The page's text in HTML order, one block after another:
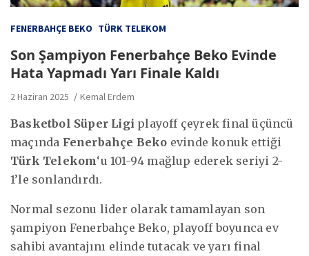
FENERBAHÇE BEKO TÜRK TELEKOM
Son Şampiyon Fenerbahçe Beko Evinde
Hata Yapmadı Yarı Finale Kaldı
2 Haziran 2025 Kemal Erdem
Basketbol Süper Ligi playoff çeyrek final üçüncü
maçında Fenerbahçe Beko evinde konuk ettiği
Türk Telekom‘u 101-94 mağlup ederek seriyi 2-
1’le sonlandırdı.
Normal sezonu lider olarak tamamlayan son
şampiyon Fenerbahçe Beko, playoff boyunca ev
sahibi avantajını elinde tutacak ve yarı final